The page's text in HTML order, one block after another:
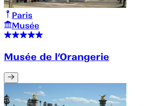
Paris
Musée
Musée de l’Orangerie